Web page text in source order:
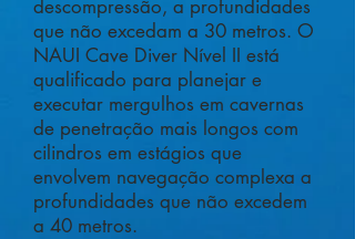
descompressão, a profundidades
que não excedam a 30 metros. O
NAUI Cave Diver Nível II está
qualificado para planejar e
executar mergulhos em cavernas
de penetração mais longos com
cilindros em estágios que
envolvem navegação complexa a
profundidades que não excedem
a 40 metros.